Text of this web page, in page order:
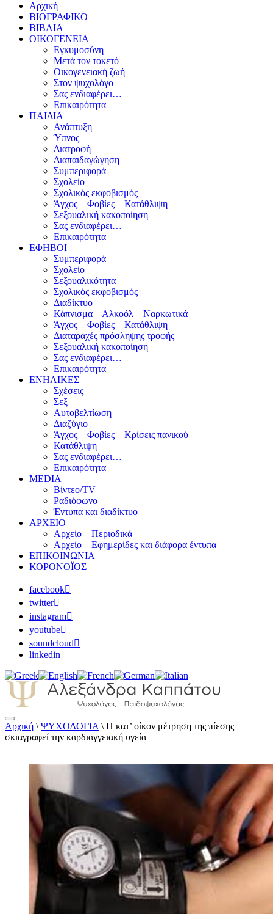
Αρχική
ΒΙΟΓΡΑΦΙΚΟ
ΒΙΒΛΙΑ
ΟΙΚΟΓΕΝΕΙΑ
Εγκυμοσύνη
Μετά τον τοκετό
Οικογενειακή ζωή
Στον ψυχολόγο
Σας ενδιαφέρει…
Επικαιρότητα
ΠΑΙΔΙΑ
Ανάπτυξη
Ύπνος
Διατροφή
Διαπαιδαγώγηση
Συμπεριφορά
Σχολείο
Σχολικός εκφοβισμός
Άγχος – Φοβίες – Κατάθλιψη
Σεξουαλική κακοποίηση
Σας ενδιαφέρει…
Επικαιρότητα
ΕΦΗΒΟΙ
Συμπεριφορά
Σχολείο
Σεξουαλικότητα
Σχολικός εκφοβισμός
Διαδίκτυο
Κάπνισμα – Αλκοόλ – Ναρκωτικά
Άγχος – Φοβίες – Κατάθλιψη
Διαταραχές πρόσληψης τροφής
Σεξουαλική κακοποίηση
Σας ενδιαφέρει…
Επικαιρότητα
ΕΝΗΛΙΚΕΣ
Σχέσεις
Σεξ
Αυτοβελτίωση
Διαζύγιο
Άγχος – Φοβίες – Κρίσεις πανικού
Κατάθλιψη
Σας ενδιαφέρει…
Επικαιρότητα
MEDIA
Βίντεο/TV
Ραδιόφωνο
Έντυπα και διαδίκτυο
ΑΡΧΕΙΟ
Αρχείο – Περιοδικά
Αρχείο – Εφημερίδες και διάφορα έντυπα
ΕΠΙΚΟΙΝΩΝΙΑ
ΚΟΡΟΝΟΪΟΣ
facebook
twitter
instagram
youtube
soundcloud
linkedin
Αλεξάνδρα Καππάτου Ψυχολόγος –
Παιδοψυχολόγος
Αρχική \ ΨΥΧΟΛΟΓΙΑ \ Η κατ’ οίκον μέτρηση της πίεσης
σκιαγραφεί την καρδιαγγειακή υγεία